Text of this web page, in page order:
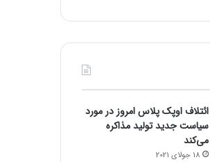
ائتلاف اوپک پلاس امروز در مورد
سیاست جدید تولید مذاکره
می‌کند
18 جولای 2021